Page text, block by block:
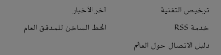
ترخيص التقنية
آخر الأخبار
خدمة RSS
الخط الساخن للمدقق العام
دليل الاتصال حول العالم